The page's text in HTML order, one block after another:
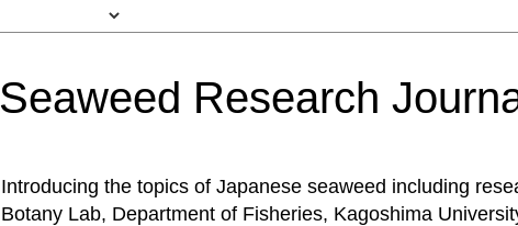
Seaweed Research
Introducing the topics of Japanese seaweed including
Botany Lab, Department of Fisheries,